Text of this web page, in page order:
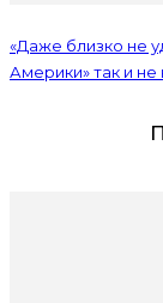
«Даже близко не
Америки» так и не